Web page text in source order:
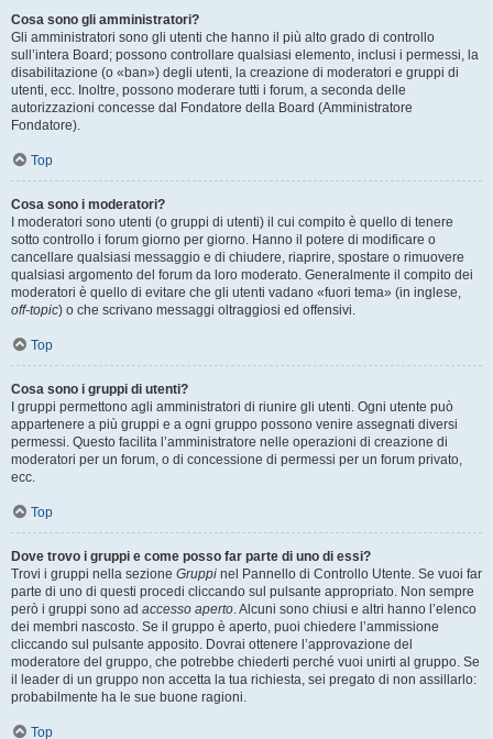
Cosa sono gli amministratori?
Gli amministratori sono gli utenti che hanno il più alto grado di controllo
sull’intera Board; possono controllare qualsiasi elemento, inclusi i permessi, la
disabilitazione (o «ban») degli utenti, la creazione di moderatori e gruppi di
utenti, ecc. Inoltre, possono moderare tutti i forum, a seconda delle
autorizzazioni concesse dal Fondatore della Board (Amministratore
Fondatore).
Top
Cosa sono i moderatori?
I moderatori sono utenti (o gruppi di utenti) il cui compito è quello di tenere
sotto controllo i forum giorno per giorno. Hanno il potere di modificare o
cancellare qualsiasi messaggio e di chiudere, riaprire, spostare o rimuovere
qualsiasi argomento del forum da loro moderato. Generalmente il compito dei
moderatori è quello di evitare che gli utenti vadano «fuori tema» (in inglese,
off-topic) o che scrivano messaggi oltraggiosi ed offensivi.
Top
Cosa sono i gruppi di utenti?
I gruppi permettono agli amministratori di riunire gli utenti. Ogni utente può
appartenere a più gruppi e a ogni gruppo possono venire assegnati diversi
permessi. Questo facilita l’amministratore nelle operazioni di creazione di
moderatori per un forum, o di concessione di permessi per un forum privato,
ecc.
Top
Dove trovo i gruppi e come posso far parte di uno di essi?
Trovi i gruppi nella sezione Gruppi nel Pannello di Controllo Utente. Se vuoi far
parte di uno di questi procedi cliccando sul pulsante appropriato. Non sempre
però i gruppi sono ad accesso aperto. Alcuni sono chiusi e altri hanno l’elenco
dei membri nascosto. Se il gruppo è aperto, puoi chiedere l’ammissione
cliccando sul pulsante apposito. Dovrai ottenere l’approvazione del
moderatore del gruppo, che potrebbe chiederti perché vuoi unirti al gruppo. Se
il leader di un gruppo non accetta la tua richiesta, sei pregato di non assillarlo:
probabilmente ha le sue buone ragioni.
Top